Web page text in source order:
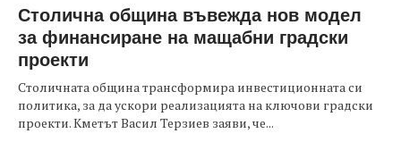
Столична община въвежда нов модел
за финансиране на мащабни градски
проекти
Столичната община трансформира инвестиционната си
политика, за да ускори реализацията на ключови градски
проекти. Кметът Васил Терзиев заяви, че...